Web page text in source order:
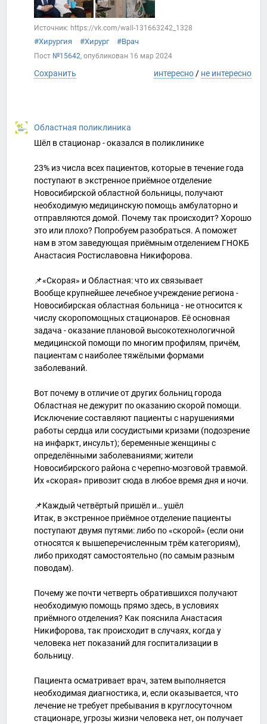
Источник: https://vk.com/wall-131663242_1328
#Хирургия #Хирург #Врач
Пост №15642, опубликован 16 мар 2024
Сохранить интересно/ не интересно
Областная поликлиника
Шёл в стационар - оказался в поликлинике
23% из числа всех пациентов, которые в течение года
поступают в экстренное приёмное отделение
Новосибирской областной больницы, получают
необходимую медицинскую помощь амбулаторно и
отправляются домой. Почему так происходит? Хорошо
это или плохо? Попробуем разобраться. А поможет
нам в этом заведующая приёмным отделением ГНОКБ
Анастасия Ростиславовна Никифорова.
📌«Скорая» и Областная: что их связывает
Вообще крупнейшее лечебное учреждение региона -
Новосибирская областная больница - не относится к
числу скоропомощных стационаров. Её основная
задача - оказание плановой высокотехнологичной
медицинской помощи по многим профилям, причём,
пациентам с наиболее тяжёлыми формами
заболеваний.
Вот почему в отличие от других больниц города
Областная не дежурит по оказанию скорой помощи.
Исключение составляют пациенты с нарушениями
работы сердца или сосудистыми кризами (подозрение
на инфаркт, инсульт); беременные женщины с
определёнными заболеваниями; жители
Новосибирского района с черепно-мозговой травмой.
Их «скорая» привозит сюда в любое время дня и ночи.
📌Каждый четвёртый пришёл и… ушёл
Итак, в экстренное приёмное отделение пациенты
поступают двумя путями: либо по «скорой» (если они
относятся к вышеперечисленным трём категориям),
либо приходят самостоятельно (по самым разным
поводам).
Почему же почти четверть обратившихся получают
необходимую помощь прямо здесь, в условиях
приёмного отделения? Как пояснила Анастасия
Никифорова, так происходит в случаях, когда у
человека нет показаний для госпитализации в
больницу.
Пациента осматривает врач, затем выполняется
необходимая диагностика, и, если оказывается, что
лечение не требует пребывания в круглосуточном
стационаре, угрозы жизни человека нет, он получает